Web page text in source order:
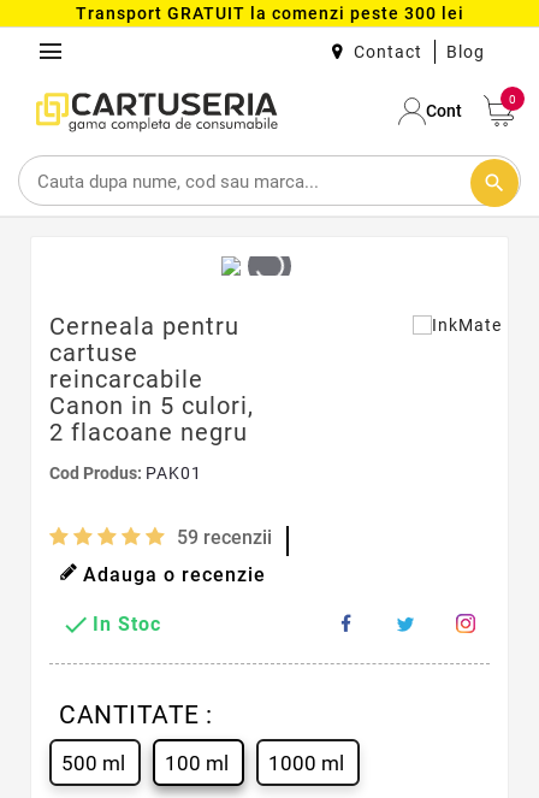
Transport GRATUIT la comenzi peste 300 lei
menu Contact Blog
Cont
0
search
Cerneala pentru
cartuse
reincarcabile
Canon in 5 culori,
2 flacoane negru
Cod Produs: PAK01
59 recenzii
Adauga o recenzie
 In Stoc
CANTITATE :
500 ml 100 ml 1000 ml